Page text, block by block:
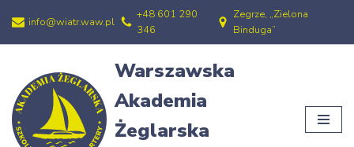
Przejdź
treści
info@wiatr.waw.pl
+48 601 290
346
Zegrze, „Zielona
Binduga”
Warszawska
Akademia
Żeglarska